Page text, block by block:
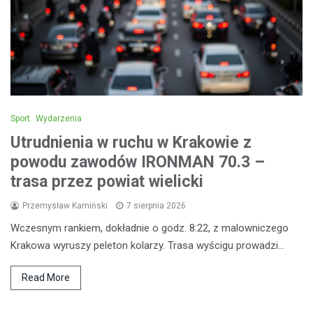
Sport Wydarzenia
Utrudnienia w ruchu w Krakowie z
powodu zawodów IRONMAN 70.3 –
trasa przez powiat wielicki
Przemysław Kamiński 7 sierpnia 2026
Wczesnym rankiem, dokładnie o godz. 8:22, z malowniczego
Krakowa wyruszy peleton kolarzy. Trasa wyścigu prowadzi…
Read More